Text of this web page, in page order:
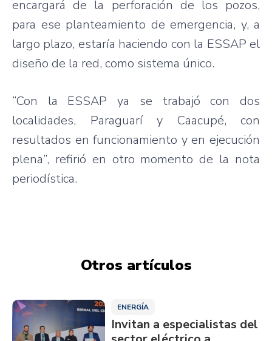
encargará de la perforación de los pozos,
para ese planteamiento de emergencia, y, a
largo plazo, estaría haciendo con la ESSAP el
diseño de la red, como sistema único.
“Con la ESSAP ya se trabajó con dos
localidades, Paraguarí y Caacupé, con
resultados en funcionamiento y en ejecución
plena”, refirió en otro momento de la nota
periodística.
Otros artículos
ENERGÍA
Invitan a especialistas del